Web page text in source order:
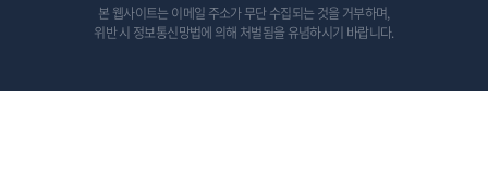
본 웹사이트는 이메일 주소가 무단 수집되는 것을 거부하며,
위반 시 정보통신망법에 의해 처벌됨을 유념하시기 바랍니다.